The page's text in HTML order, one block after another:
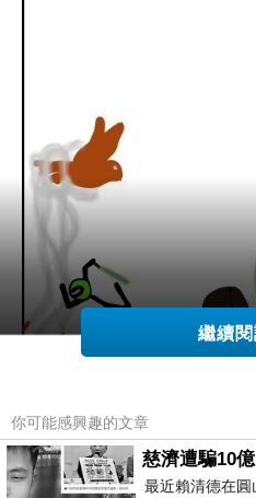
繼續
你可能感興趣的文章
慈濟遭騙10
最近賴清德在